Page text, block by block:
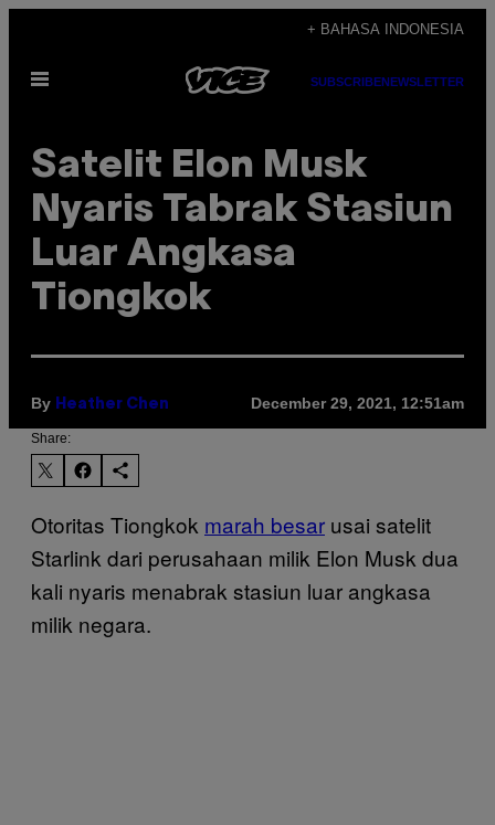
content
+ BAHASA INDONESIA
Open
SUBSCRIBENEWSLETTER
Satelit Elon Musk
Nyaris Tabrak Stasiun
Luar Angkasa
Tiongkok
By Heather Chen December 29, 2021, 12:51am
Share:
Otoritas Tiongkok marah besar usai satelit
Starlink dari perusahaan milik Elon Musk dua
kali nyaris menabrak stasiun luar angkasa
milik negara.